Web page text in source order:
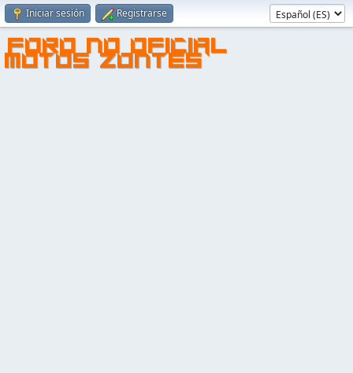
Iniciar sesión Registrarse
FORO NO OFICIAL
MOTOS ZONTES